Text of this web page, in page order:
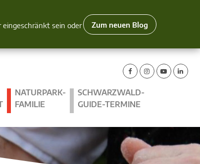
eingeschränkt sein oder
Zum neuen Blog
NATURPARK-
FAMILIE
SCHWARZWALD-
GUIDE-TERMINE